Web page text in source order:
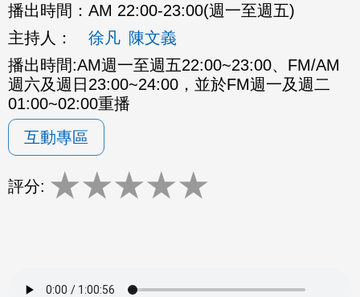
播出時間： AM 22:00-23:00(週一至週五)
主持人：
徐凡 陳文義
播出時間:AM週一至週五22:00~23:00、FM/AM
週六及週日23:00~24:00，並於FM週一及週二
01:00~02:00重播
互動專區
評分: ★★★★★